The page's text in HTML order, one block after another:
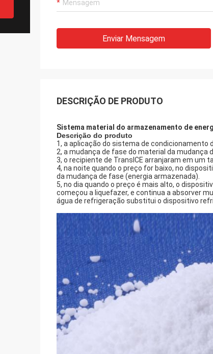
Enviar Mensagem
DESCRIÇÃO DE PRODUTO
Sistema material do armazenamento de
Descrição do produto
1, a aplicação do sistema de condicionamento
2, a mudança de fase do material da mudança
3, o recipiente de TransICE arranjaram em um
4, na noite quando o preço for baixo, no
da mudança de fase (energia armazenada).
5, no dia quando o preço é mais alto, o
começou a liquefazer, e continua a absorver
água de refrigeração substitui o dispositivo